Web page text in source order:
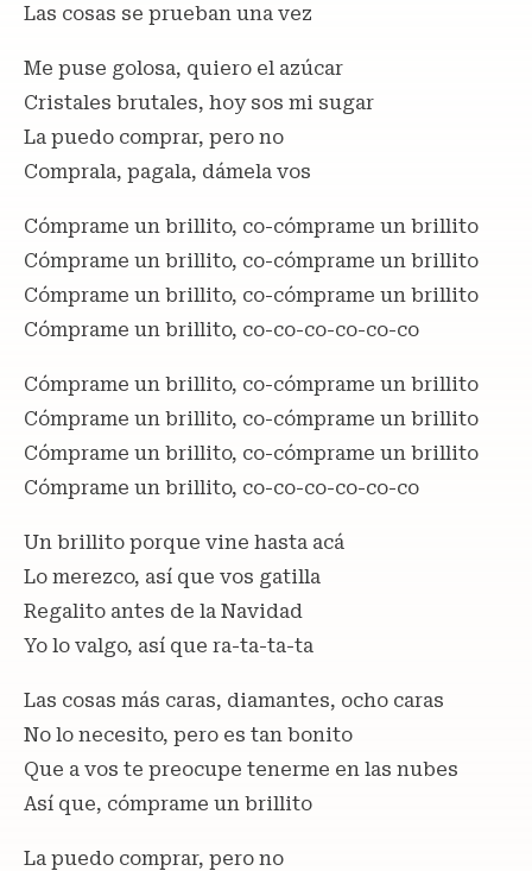
Las cosas se prueban una vez
Me puse golosa, quiero el azúcar
Cristales brutales, hoy sos mi sugar
La puedo comprar, pero no
Comprala, pagala, dámela vos
Cómprame un brillito, co-cómprame un brillito
Cómprame un brillito, co-cómprame un brillito
Cómprame un brillito, co-cómprame un brillito
Cómprame un brillito, co-co-co-co-co-co
Cómprame un brillito, co-cómprame un brillito
Cómprame un brillito, co-cómprame un brillito
Cómprame un brillito, co-cómprame un brillito
Cómprame un brillito, co-co-co-co-co-co
Un brillito porque vine hasta acá
Lo merezco, así que vos gatilla
Regalito antes de la Navidad
Yo lo valgo, así que ra-ta-ta-ta
Las cosas más caras, diamantes, ocho caras
No lo necesito, pero es tan bonito
Que a vos te preocupe tenerme en las nubes
Así que, cómprame un brillito
La puedo comprar, pero no